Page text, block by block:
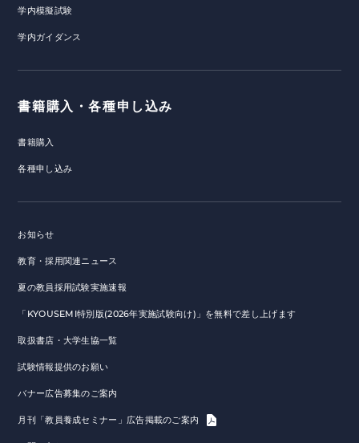
学内模擬試験
学内ガイダンス
書籍購入・各種申し込み
書籍購入
各種申し込み
お知らせ
教育・採用関連ニュース
夏の教員採用試験実施速報
「KYOUSEMI特別版(2026年実施試験向け)」を無料で差し上げます
取扱書店・大学生協一覧
試験情報提供のお願い
バナー広告募集のご案内
月刊「教員養成セミナー」広告掲載のご案内